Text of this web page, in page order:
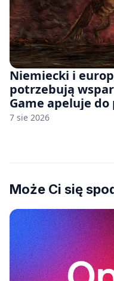
Niemiecki i
potrzebują
Game apeluje
7 sie 2026
Może Ci się